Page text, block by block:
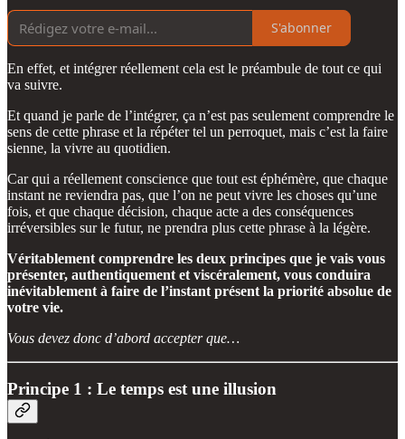
S'abonner
En effet, et intégrer réellement cela est le préambule de tout ce qui
va suivre.
Et quand je parle de l’intégrer, ça n’est pas seulement comprendre le
sens de cette phrase et la répéter tel un perroquet, mais c’est la faire
sienne, la vivre au quotidien.
Car qui a réellement conscience que tout est éphémère, que chaque
instant ne reviendra pas, que l’on ne peut vivre les choses qu’une
fois, et que chaque décision, chaque acte a des conséquences
irréversibles sur le futur, ne prendra plus cette phrase à la légère.
Véritablement comprendre les deux principes que je vais vous
présenter, authentiquement et viscéralement, vous conduira
inévitablement à faire de l’instant présent la priorité absolue de
votre vie.
Vous devez donc d’abord accepter que…
Principe 1 : Le temps est une illusion